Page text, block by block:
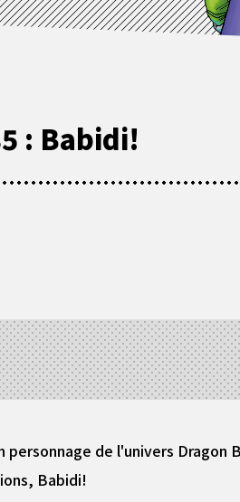
: Babidi!
de l'univers Dragon
Babidi!